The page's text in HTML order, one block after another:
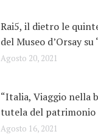
Rai5, il dietro le
del Museo d’Orsay
Agosto 20, 2021
“Italia, Viaggio nella
tutela del patrimonio
Agosto 16, 2021